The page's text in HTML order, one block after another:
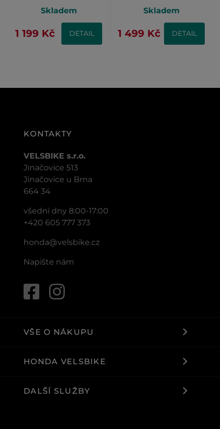
Skladem
1 199 Kč DETAIL
Skladem
1 499 Kč DETAIL
KONTAKTY
VELSBIKE s.r.o.
Jinačovice 513
Jinačovice u Brna
664 34
všední dny 8:00-17:00
+420 605 777 373
honda@velsbike.cz
Napište nám
VŠE O NÁKUPU
HONDA VELSBIKE
DALŠÍ SLUŽBY